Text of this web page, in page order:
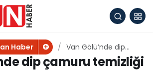
Haber
Van Gölü’nde dip
çamuru temizliği
dip çamuru temizliği
0